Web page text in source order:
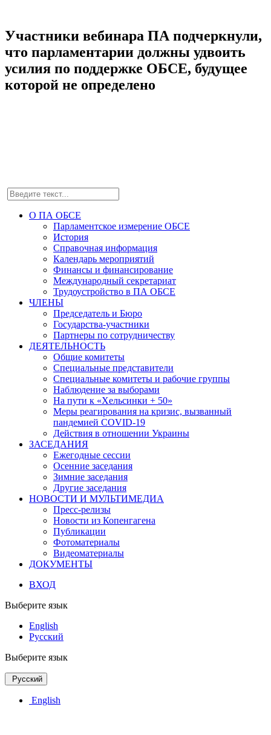
Участники вебинара ПА подчеркнули,
что парламентарии должны удвоить
усилия по поддержке ОБСЕ, будущее
которой не определено
О ПА ОБСЕ
Парламентское измерение ОБСЕ
История
Справочная информация
Календарь мероприятий
Финансы и финансирование
Международный секретариат
Трудоустройство в ПА ОБСЕ
ЧЛЕНЫ
Председатель и Бюро
Государства-участники
Партнеры по сотрудничеству
ДЕЯТЕЛЬНОСТЬ
Общие комитеты
Специальные представители
Специальные комитеты и рабочие группы
Наблюдение за выборами
На пути к «Хельсинки + 50»
Меры реагирования на кризис, вызванный
пандемией COVID-19
Действия в отношении Украины
ЗАСЕДАНИЯ
Ежегодные сессии
Осенние заседания
Зимние заседания
Другие заседания
НОВОСТИ И МУЛЬТИМЕДИА
Пресс-релизы
Новости из Копенгагена
Публикации
Фотоматериалы
Видеоматериалы
ДОКУМЕНТЫ
ВХОД
Выберите язык
English
Русский
Выберите язык
Русский
English